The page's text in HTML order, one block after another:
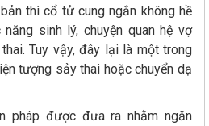
thì cổ tử cung ngắn không hề
sinh lý, chuyện quan hệ vợ
Tuy vậy, đây lại là một trong
tượng sảy thai hoặc chuyển dạ
pháp được đưa ra nhằm ngăn